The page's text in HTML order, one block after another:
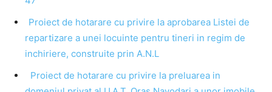
Proiect de hotarare cu privire la aprobarea Listei de
repartizare a unei locuinte pentru tineri in regim de
inchiriere, construite prin A.N.L
Proiect de hotarare cu privire la preluarea in